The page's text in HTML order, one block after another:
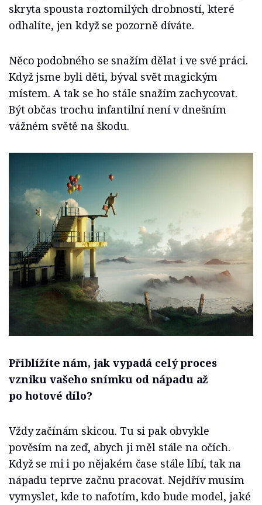
skryta spousta roztomilých drobností, které
odhalíte, jen když se pozorně díváte.
Něco podobného se snažím dělat i ve své práci.
Když jsme byli děti, býval svět magickým
místem. A tak se ho stále snažím zachycovat.
Být občas trochu infantilní není v dnešním
vážném světě na škodu.
Přiblížíte nám, jak vypadá celý proces
vzniku vašeho snímku od nápadu až
po hotové dílo?
Vždy začínám skicou. Tu si pak obvykle
pověsím na zeď, abych ji měl stále na očích.
Když se mi i po nějakém čase stále líbí, tak na
nápadu teprve začnu pracovat. Nejdřív musím
vymyslet, kde to nafotím, kdo bude model, jaké